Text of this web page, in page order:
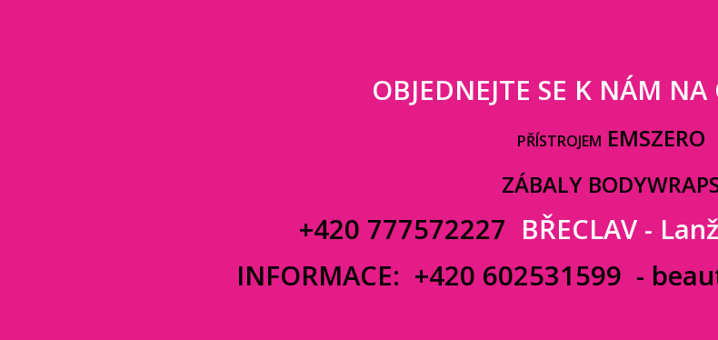
OBJEDNEJTE SE K NÁM NA
PŘÍSTROJEM EMSZERO
ZÁBALY
+420 777572227 BŘECLAV -
INFORMACE: +420 602531599 -